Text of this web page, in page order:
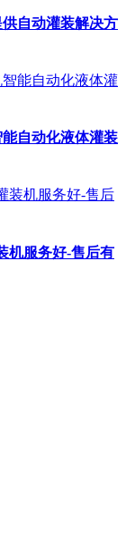
自动灌装解决方
自动化液体灌装
机服务好-售后有